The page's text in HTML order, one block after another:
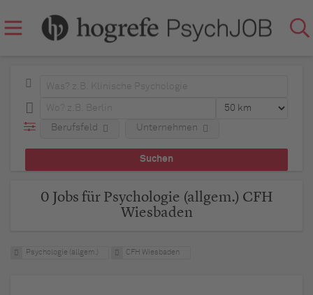
Berufsfeld Unternehmen
0 Jobs für Psychologie (allgem.) CFH
Wiesbaden
Psychologie (allgem.) CFH Wiesbaden